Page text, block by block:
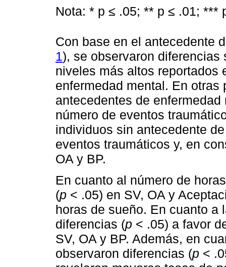
Nota: * p ≤ .05; ** p ≤ .01; ***
Con base en el antecedente
1), se observaron diferencias
niveles más altos reportados
enfermedad mental. En
antecedentes de
número de eventos
individuos sin antecedente
eventos traumáticos y, en
OA y BP.
En cuanto al número de
(p < .05) en SV, OA y
horas de sueño. En cuanto a
diferencias (p < .05) a favor
SV, OA y BP. Además, en
observaron diferencias (p <